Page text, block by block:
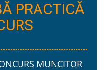
PRACTICĂ
MUNCITOR